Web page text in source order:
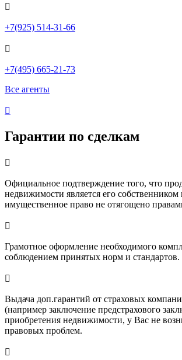

+7(925) 514-31-66

+7(495) 665-21-73
Все агенты

Гарантии по сделкам

Официальное подтверждение того, что
недвижимости является его собственником
имущественное право не отягощено

Грамотное оформление необходимого
соблюдением принятых норм и стандартов.

Выдача доп.гарантий от страховых
(например заключение предстрахового
приобретения недвижимости, у Вас не
правовых проблем.
